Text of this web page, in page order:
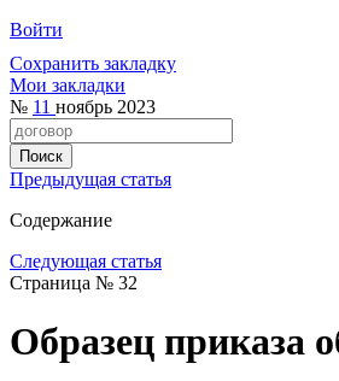
Войти
Сохранить закладку
Мои закладки
№ 11 ноябрь 2023
Предыдущая статья
Содержание
Следующая статья
Страница № 32
Образец приказа